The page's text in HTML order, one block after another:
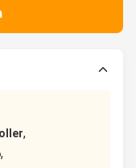
,
,